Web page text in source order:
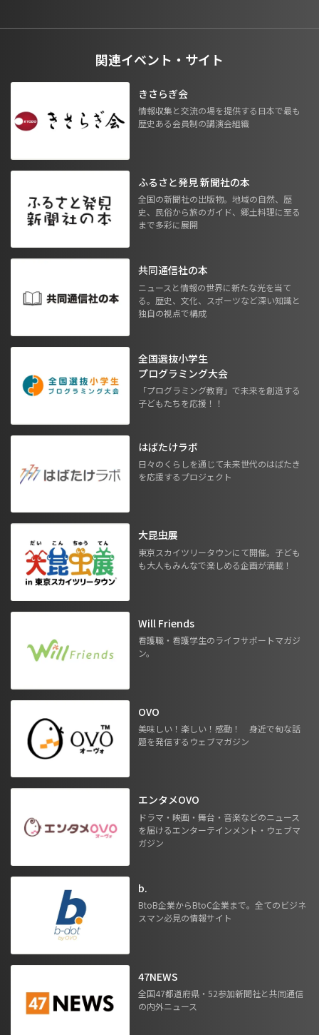
関連イベント・サイト
きさらぎ会
情報収集と交流の場を提供する日本で最も
歴史ある会員制の講演会組織
ふるさと発見 新聞社の本
全国の新聞社の出版物。地域の自然、歴
史、民俗から旅のガイド、郷土料理に至る
まで多彩に展開
共同通信社の本
ニュースと情報の世界に新たな光を当て
る。歴史、文化、スポーツなど深い知識と
独自の視点で構成
全国選抜小学生
プログラミング大会
「プログラミング教育」で未来を創造する
子どもたちを応援！！
はばたけラボ
日々のくらしを通じて未来世代のはばたき
を応援するプロジェクト
大昆虫展
東京スカイツリータウンにて開催。子ども
も大人もみんなで楽しめる企画が満載！
Will Friends
看護職・看護学生のライフサポートマガジ
ン。
OVO
美味しい！楽しい！感動！ 身近で旬な話
題を発信するウェブマガジン
エンタメOVO
ドラマ・映画・舞台・音楽などのニュース
を届けるエンターテインメント・ウェブマ
ガジン
b.
BtoB企業からBtoC企業まで。全てのビジネ
スマン必見の情報サイト
47NEWS
全国47都道府県・52参加新聞社と共同通信
の内外ニュース